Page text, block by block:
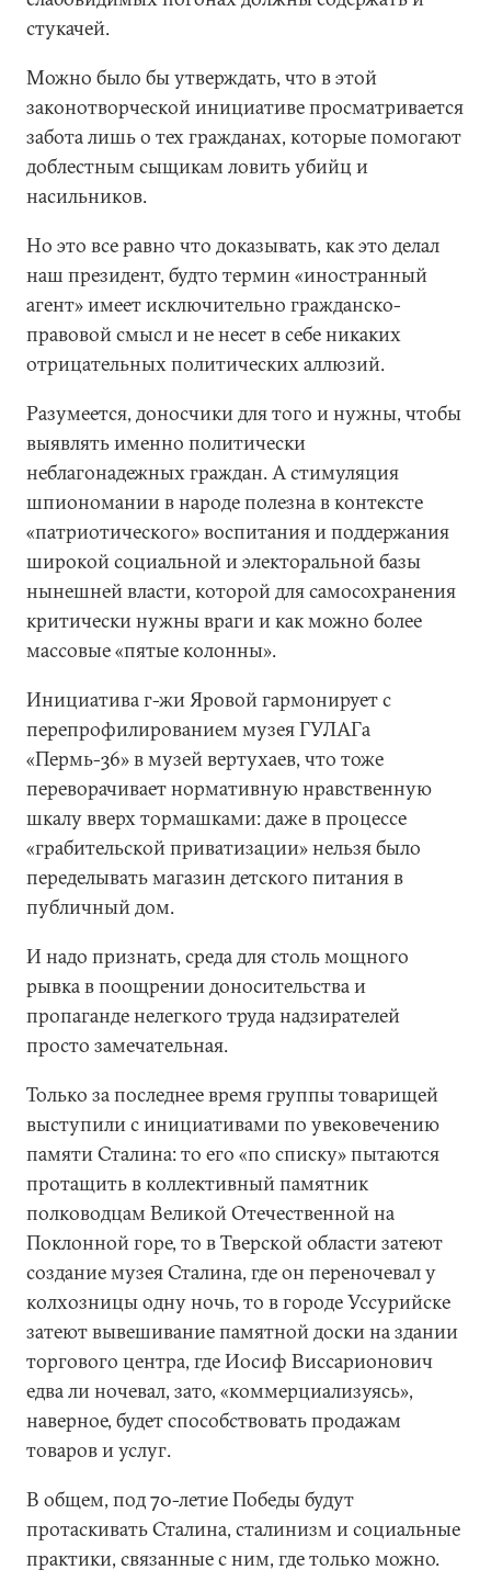
стукачей.
Можно было бы утверждать, что в этой
законотворческой инициативе просматривается
забота лишь о тех гражданах, которые помогают
доблестным сыщикам ловить убийц и
насильников.
Но это все равно что доказывать, как это делал
наш президент, будто термин «иностранный
агент» имеет исключительно гражданско-
правовой смысл и не несет в себе никаких
отрицательных политических аллюзий.
Разумеется, доносчики для того и нужны, чтобы
выявлять именно политически
неблагонадежных граждан. А стимуляция
шпиономании в народе полезна в контексте
«патриотического» воспитания и поддержания
широкой социальной и электоральной базы
нынешней власти, которой для самосохранения
критически нужны враги и как можно более
массовые «пятые колонны».
Инициатива г-жи Яровой гармонирует с
перепрофилированием музея ГУЛАГа
«Пермь-36» в музей вертухаев, что тоже
переворачивает нормативную нравственную
шкалу вверх тормашками: даже в процессе
«грабительской приватизации» нельзя было
переделывать магазин детского питания в
публичный дом.
И надо признать, среда для столь мощного
рывка в поощрении доносительства и
пропаганде нелегкого труда надзирателей
просто замечательная.
Только за последнее время группы товарищей
выступили с инициативами по увековечению
памяти Сталина: то его «по списку» пытаются
протащить в коллективный памятник
полководцам Великой Отечественной на
Поклонной горе, то в Тверской области затеют
создание музея Сталина, где он переночевал у
колхозницы одну ночь, то в городе Уссурийске
затеют вывешивание памятной доски на здании
торгового центра, где Иосиф Виссарионович
едва ли ночевал, зато, «коммерциализуясь»,
наверное, будет способствовать продажам
товаров и услуг.
В общем, под 70-летие Победы будут
протаскивать Сталина, сталинизм и социальные
практики, связанные с ним, где только можно.